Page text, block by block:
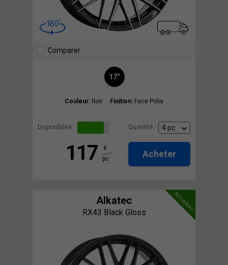
Comparer
17"
Couleur: Noir Finition: Face Polie
Disponibilité: Quantité:
117
€
pc
Acheter
NOUVEAU
Alkatec
RX43 Black Gloss